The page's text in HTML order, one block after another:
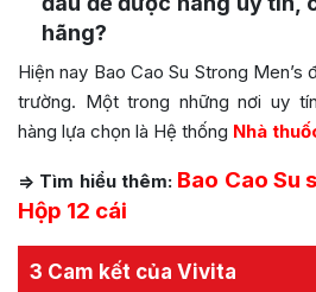
hãng?
Hiện nay Bao Cao Su Strong
trường. Một trong những nơi uy
hàng lựa chọn là Hệ thống Nhà
=> Tìm hiểu thêm: Bao Cao Su
Hộp 12 cái
3 Cam kết của Vivita